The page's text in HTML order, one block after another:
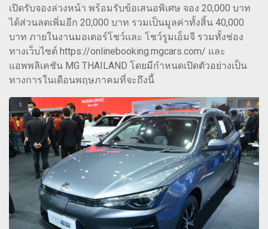
เปิดรับจองล่วงหน้า พร้อมรับข้อเสนอพิเศษ จอง 20,000 บาท
ได้ส่วนลดเพิ่มอีก 20,000 บาท รวมเป็นมูลค่าทั้งสิ้น 40,000
บาท ภายในงานมอเตอร์โชว์และ โชว์รูมเอ็มจี รวมทั้งช่อง
ทางเว็บไซต์ https://onlinebooking.mgcars.com/ และ
แอพพลิเคชัน MG THAILAND โดยมีกำหนดเปิดตัวอย่างเป็น
ทางการในเดือนพฤษภาคมที่จะถึงนี้